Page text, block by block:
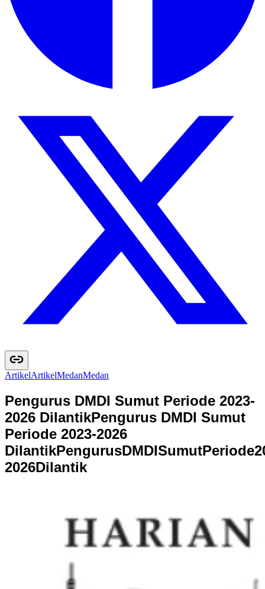
ArtikelArtikelMedanMedan
Pengurus DMDI Sumut Periode 2023-
2026 DilantikPengurus DMDI Sumut
Periode 2023-2026
DilantikPengurusDMDISumutPeriode2
2026Dilantik